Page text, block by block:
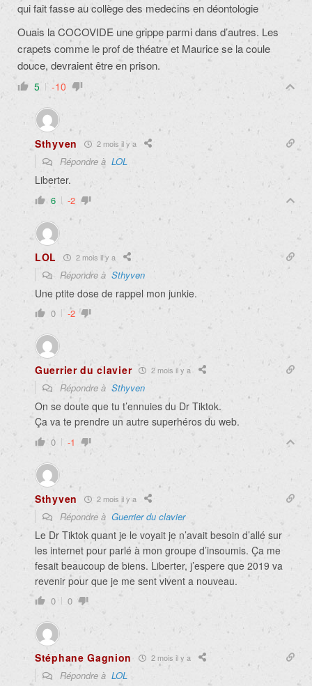
qui fait fasse au collège des medecins en déontologie
Ouais la COCOVIDE une grippe parmi dans d’autres. Les
crapets comme le prof de théatre et Maurice se la coule
douce, devraient être en prison.
5 -10
Sthyven 2 mois il y a
Répondre à LOL
Liberter.
6 -2
LOL 2 mois il y a
Répondre à Sthyven
Une ptite dose de rappel mon junkie.
0 -2
Guerrier du clavier 2 mois il y a
Répondre à Sthyven
On se doute que tu t’ennuies du Dr Tiktok.
Ça va te prendre un autre superhéros du web.
0 -1
Sthyven 2 mois il y a
Répondre à Guerrier du clavier
Le Dr Tiktok quant je le voyait je n’avait besoin d’allé sur
les internet pour parlé à mon groupe d’insoumis. Ça me
fesait beaucoup de biens. Liberter, j’espere que 2019 va
revenir pour que je me sent vivent a nouveau.
0 0
Stéphane Gagnion 2 mois il y a
Répondre à LOL